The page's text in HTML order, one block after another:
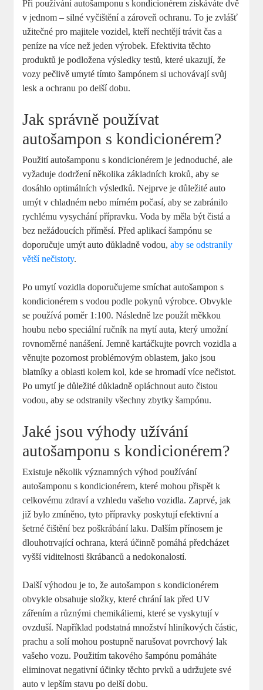
Při používání autošamponu s kondicionérem získáváte dvě
v jednom – silné vyčištění a zároveň ochranu. To je zvlášť
užitečné pro majitele vozidel, kteří nechtějí trávit čas a
peníze na více než jeden výrobek. Efektivita těchto
produktů je podložena výsledky testů, které ukazují, že
vozy pečlivě umyté tímto šampónem si uchovávají svůj
lesk a ochranu po delší dobu.
Jak správně používat
autošampon s kondicionérem?
Použití autošamponu s kondicionérem je jednoduché, ale
vyžaduje dodržení několika základních kroků, aby se
dosáhlo optimálních výsledků. Nejprve je důležité auto
umýt v chladném nebo mírném počasí, aby se zabránilo
rychlému vysychání přípravku. Voda by měla být čistá a
bez nežádoucích příměsí. Před aplikací šampónu se
doporučuje umýt auto důkladně vodou,aby se odstranily
větší nečistoty.
Po umytí vozidla doporučujeme smíchat autošampon s
kondicionérem s vodou podle pokynů výrobce. Obvykle
se používá poměr 1:100. Následně lze použít měkkou
houbu nebo speciální ručník na mytí auta, který umožní
rovnoměrné nanášení. Jemně kartáčkujte povrch vozidla a
věnujte pozornost problémovým oblastem, jako jsou
blatníky a oblasti kolem kol, kde se hromadí více nečistot.
Po umytí je důležité důkladně opláchnout auto čistou
vodou, aby se odstranily všechny zbytky šampónu.
Jaké jsou výhody užívání
autošamponu s kondicionérem?
Existuje několik významných výhod používání
autošamponu s kondicionérem, které mohou přispět k
celkovému zdraví a vzhledu vašeho vozidla. Zaprvé, jak
již bylo zmíněno, tyto přípravky poskytují efektivní a
šetrné čištění bez poškrábání laku. Dalším přínosem je
dlouhotrvající ochrana, která účinně pomáhá předcházet
vyšší viditelnosti škrábanců a nedokonalostí.
Další výhodou je to, že autošampon s kondicionérem
obvykle obsahuje složky, které chrání lak před UV
zářením a různými chemikáliemi, které se vyskytují v
ovzduší. Například podstatná množství hliníkových částic,
prachu a solí mohou postupně narušovat povrchový lak
vašeho vozu. Použitím takového šampónu pomáháte
eliminovat negativní účinky těchto prvků a udržujete své
auto v lepším stavu po delší dobu.